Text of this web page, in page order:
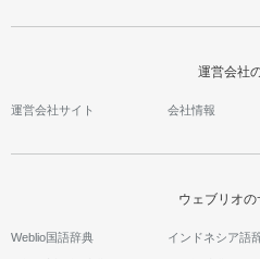
運営会社
運営会社サイト 会社情報
ウェブリオの
Weblio国語辞典 インドネシア語